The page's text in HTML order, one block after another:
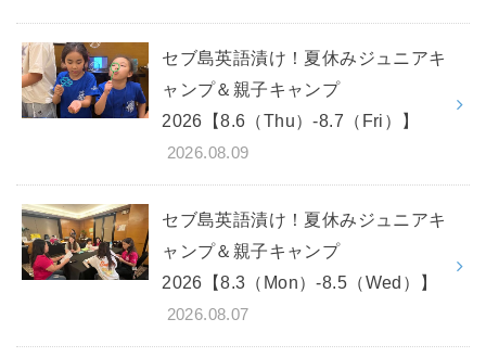
セブ島英語漬け！夏休みジュニアキ
ャンプ＆親子キャンプ
2026【8.6（Thu）-8.7（Fri）】
2026.08.09
セブ島英語漬け！夏休みジュニアキ
ャンプ＆親子キャンプ
2026【8.3（Mon）-8.5（Wed）】
2026.08.07